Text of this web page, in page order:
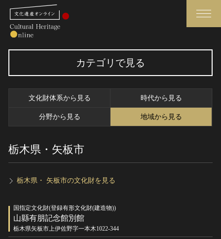
さらに詳細検索
トップ
作品一覧
カテゴリで見る
全国の美術館・博物館
博物館、美術館の皆さまへ
お知らせ一覧
ヘルプ
カテゴリで見る
文化財体系から見る 時代から見る
分野から見る 地域から見る
栃木県・矢板市
栃木県・ 矢板市の文化財を見る
国指定文化財(登録有形文化財(建造物))
山縣有朋記念館別館
栃木県矢板市上伊佐野字一本木1022-344